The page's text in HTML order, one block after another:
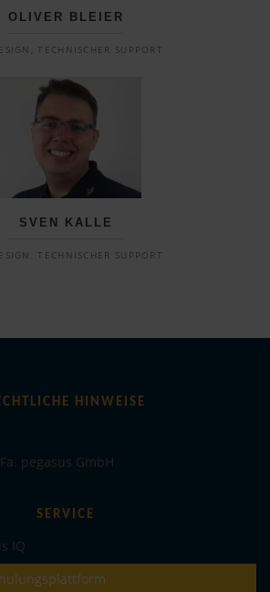
OLIVER BLEIER
TECHNISCHER SUPPORT
SVEN KALLE
TECHNISCHER SUPPORT
HINWEISE
pegasus GmbH
SERVICE
IQ